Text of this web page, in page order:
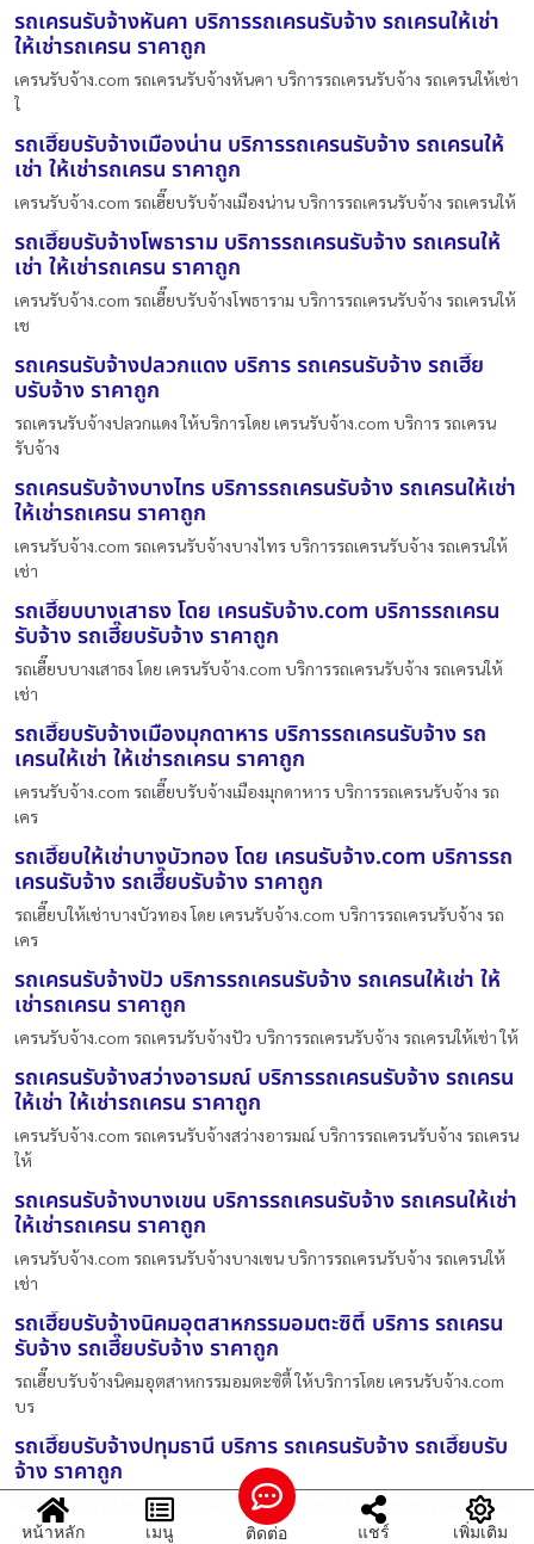
รถเครนรับจ้างหันคา บริการรถเครนรับจ้าง รถเครนให้เช่า
ให้เช่ารถเครน ราคาถูก
เครนรับจ้าง.com รถเครนรับจ้างหันคา บริการรถเครนรับจ้าง รถเครนให้เช่า
ใ
รถเฮี๊ยบรับจ้างเมืองน่าน บริการรถเครนรับจ้าง รถเครนให้
เช่า ให้เช่ารถเครน ราคาถูก
เครนรับจ้าง.com รถเฮี๊ยบรับจ้างเมืองน่าน บริการรถเครนรับจ้าง รถเครนให้
รถเฮี๊ยบรับจ้างโพธาราม บริการรถเครนรับจ้าง รถเครนให้
เช่า ให้เช่ารถเครน ราคาถูก
เครนรับจ้าง.com รถเฮี๊ยบรับจ้างโพธาราม บริการรถเครนรับจ้าง รถเครนให้
เช
รถเครนรับจ้างปลวกแดง บริการ รถเครนรับจ้าง รถเฮี๊ย
บรับจ้าง ราคาถูก
รถเครนรับจ้างปลวกแดง ให้บริการโดย เครนรับจ้าง.com บริการ รถเครน
รับจ้าง
รถเครนรับจ้างบางไทร บริการรถเครนรับจ้าง รถเครนให้เช่า
ให้เช่ารถเครน ราคาถูก
เครนรับจ้าง.com รถเครนรับจ้างบางไทร บริการรถเครนรับจ้าง รถเครนให้
เช่า
รถเฮี๊ยบบางเสาธง โดย เครนรับจ้าง.com บริการรถเครน
รับจ้าง รถเฮี๊ยบรับจ้าง ราคาถูก
รถเฮี๊ยบบางเสาธง โดย เครนรับจ้าง.com บริการรถเครนรับจ้าง รถเครนให้
เช่า
รถเฮี๊ยบรับจ้างเมืองมุกดาหาร บริการรถเครนรับจ้าง รถ
เครนให้เช่า ให้เช่ารถเครน ราคาถูก
เครนรับจ้าง.com รถเฮี๊ยบรับจ้างเมืองมุกดาหาร บริการรถเครนรับจ้าง รถ
เคร
รถเฮี๊ยบให้เช่าบางบัวทอง โดย เครนรับจ้าง.com บริการรถ
เครนรับจ้าง รถเฮี๊ยบรับจ้าง ราคาถูก
รถเฮี๊ยบให้เช่าบางบัวทอง โดย เครนรับจ้าง.com บริการรถเครนรับจ้าง รถ
เคร
รถเครนรับจ้างปัว บริการรถเครนรับจ้าง รถเครนให้เช่า ให้
เช่ารถเครน ราคาถูก
เครนรับจ้าง.com รถเครนรับจ้างปัว บริการรถเครนรับจ้าง รถเครนให้เช่า ให้
รถเครนรับจ้างสว่างอารมณ์ บริการรถเครนรับจ้าง รถเครน
ให้เช่า ให้เช่ารถเครน ราคาถูก
เครนรับจ้าง.com รถเครนรับจ้างสว่างอารมณ์ บริการรถเครนรับจ้าง รถเครน
ให้
รถเครนรับจ้างบางเขน บริการรถเครนรับจ้าง รถเครนให้เช่า
ให้เช่ารถเครน ราคาถูก
เครนรับจ้าง.com รถเครนรับจ้างบางเขน บริการรถเครนรับจ้าง รถเครนให้
เช่า
รถเฮี๊ยบรับจ้างนิคมอุตสาหกรรมอมตะซิตี้ บริการ รถเครน
รับจ้าง รถเฮี๊ยบรับจ้าง ราคาถูก
รถเฮี๊ยบรับจ้างนิคมอุตสาหกรรมอมตะซิตี้ ให้บริการโดย เครนรับจ้าง.com
บร
รถเฮี๊ยบรับจ้างปทุมธานี บริการ รถเครนรับจ้าง รถเฮี๊ยบรับ
จ้าง ราคาถูก
รถเฮี๊ยบรับจ้างปทุมธานี ให้บริการโดย เครนรับจ้าง.com บริการ รถเครนรับ
จหน้าหลัก เมนู ติดต่อ แชร์ เพิ่มเติม